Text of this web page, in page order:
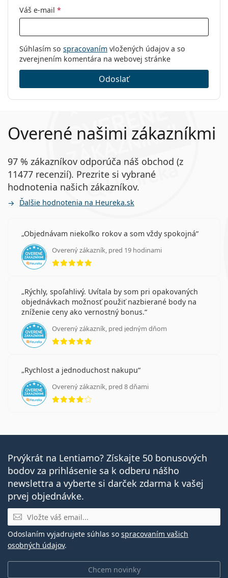
Váš e-mail *
Súhlasím so spracovaním vložených údajov a so
zverejnením komentára na webovej stránke
Odoslať
Overené našimi zákazníkmi
97 % zákazníkov odporúča náš obchod (z
11477 recenzií). Prezrite si vybrané
hodnotenia našich zákazníkov.
Ďalšie hodnotenia na Heureka.sk
Objednávam niekoľko rokov a som vždy spokojná
Overený zákazník, pred 19 hodinami
hodnotenie 5 z 5
Rýchly, spoľahlivý. Uvítala by som pri opakovaných
objednávkach možnosť použiť nazbierané body na
zníženie ceny ako vernostný bonus.
Overený zákazník, pred jedným dňom
hodnotenie 5 z 5
Rychlost a jednoduchost nakupu
Overený zákazník, pred 8 dňami
hodnotenie 4 z 5
Prvýkrát na Lentiamo? Získajte 50 bonusových
bodov za prihlásenie sa k odberu nášho
newslettra a vyberte si darček zdarma k vašej
prvej objednávke.
E-mail
Chcem novinky
Odoslaním vyjadrujete súhlas so spracovaním vašich
osobných údajov.